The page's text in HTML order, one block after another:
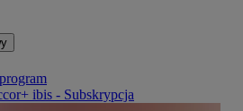
ibis - Subskrypcja